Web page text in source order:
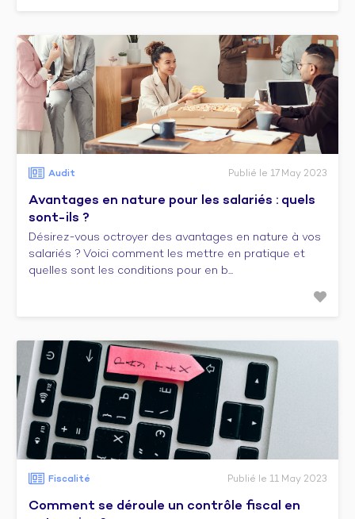
Audit Publié le 17 May 2023
Avantages en nature pour les salariés : quels
sont-ils ?
Désirez-vous octroyer des avantages en nature à vos
salariés ? Voici comment les mettre en pratique et
quelles sont les conditions pour en b...
Fiscalité Publié le 11 May 2023
Comment se déroule un contrôle fiscal en